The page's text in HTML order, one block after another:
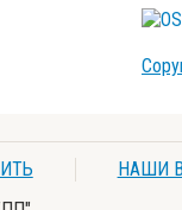
НАШИ